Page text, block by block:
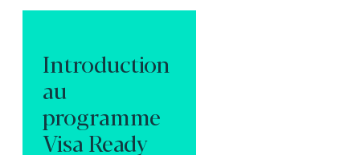
Introduction
au
programme
Visa Ready